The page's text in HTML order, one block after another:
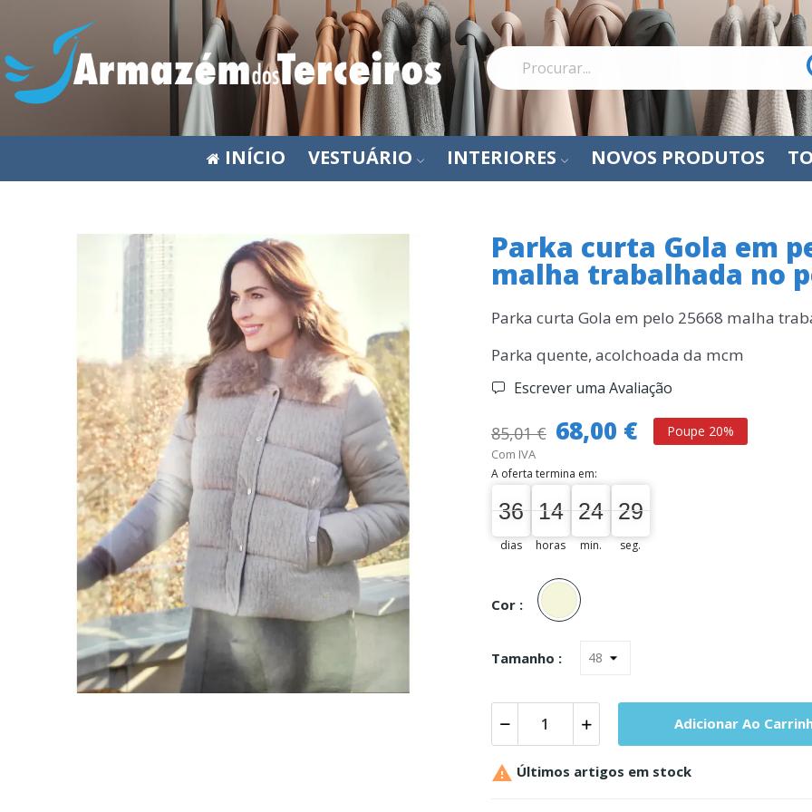
INÍCIO VESTUÁRIO INTERIORES NOVOS PRODUTOS
Parka curta Gola em
malha trabalhada no
Parka curta Gola em pelo 25668 malha
Parka quente, acolchoada da mcm
Escrever uma Avaliação
85,01 € 68,00 € Poupe 20%
Com IVA
A oferta termina em:
36
36
00
dias
14
14
00
horas
24
24
00
min.
28
28
29
seg.
Cor :
Bege
Tamanho :
Adicionar Ao
 Últimos artigos em stock